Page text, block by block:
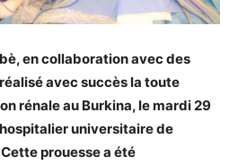
en collaboration avec des
avec succès la toute
rénale au Burkina, le mardi 29
universitaire de
prouesse a été